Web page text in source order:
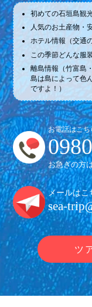
初めての石垣島観
人気のお土産物・
ホテル情報（交通
この季節どんな服
離島情報（竹富島
島は島によって色
ですよ！）
お電話はこち
お急ぎの方
メールはこ
sea-
ツ